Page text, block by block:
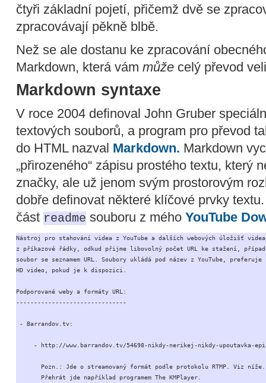
čtyři základní pojetí, přičemž dvě se
zpracovávají pěkně blbě.
Než se ale dostanu ke zpracování
Markdown, která vám může celý převod
Markdown syntaxe
V roce 2004 definoval John Gruber
textových souborů, a program pro převod
do HTML nazval Markdown. Markdown
„přirozeného“ zápisu prostého textu, který
značky, ale už jenom svým prostorovým
dobře definovat některé klíčové prvky
část readme souboru z mého YouTube
Nástroj pro stahování videa z YouTube a dalších webových úložišť
z příkazové řádky, odkud přijme libovolný počet URL ke stažení,
soubor se seznamem URL. Soubory ukládá pod název z YouTube, preferuje
HD video, pokud je k dispozici.
Podporované weby a formáty URL:
-------------------------------
- Barrandov.tv:
- http://www.barrandov.tv/54698-nikdy-nerikej-nikdy-upoutavka-
       Pozn.: Jde o streamovaný formát podle protokolu RTMP. Viz níže.
       Přehrát jde například programem The KMPlayer.